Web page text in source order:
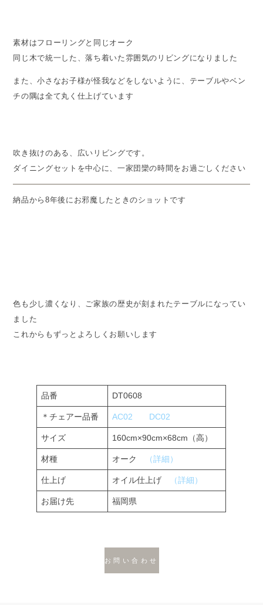
素材はフローリングと同じオーク
同じ木で統一した、落ち着いた雰囲気のリビングになりました
また、小さなお子様が怪我などをしないように、テーブルやベン
チの隅は全て丸く仕上げています
吹き抜けのある、広いリビングです。
ダイニングセットを中心に、一家団欒の時間をお過ごしください
納品から8年後にお邪魔したときのショットです
色も少し濃くなり、ご家族の歴史が刻まれたテーブルになってい
ました
これからもずっとよろしくお願いします
品番 DT0608
＊チェアー品番 AC02 DC02
サイズ 160cm×90cm×68cm（高）
材種 オーク （詳細）
仕上げ オイル仕上げ （詳細）
お届け先 福岡県
お問い合わせ